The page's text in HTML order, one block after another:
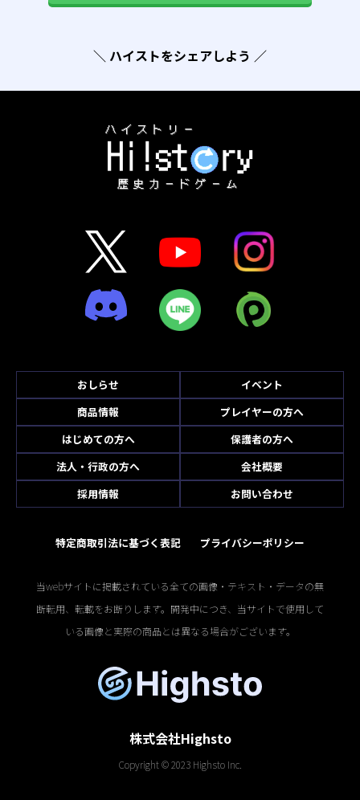
＼ ハイストをシェアしよう ／
おしらせ
イベント
商品情報
プレイヤーの方へ
はじめての方へ
保護者の方へ
法人・行政の方へ
会社概要
採用情報
お問い合わせ
特定商取引法に基づく表記 プライバシーポリシー
当webサイトに掲載されている全ての画像・テキスト・データの無
断転用、転載をお断りします。開発中につき、当サイトで使用して
いる画像と実際の商品とは異なる場合がございます。
株式会社Highsto
Copyright © 2023 Highsto Inc.